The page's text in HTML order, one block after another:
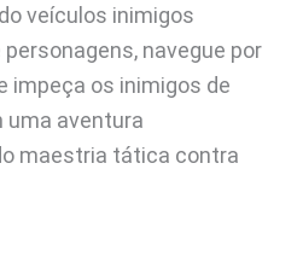
veículos inimigos
navegue por
impeça os inimigos de
uma aventura
maestria tática contra